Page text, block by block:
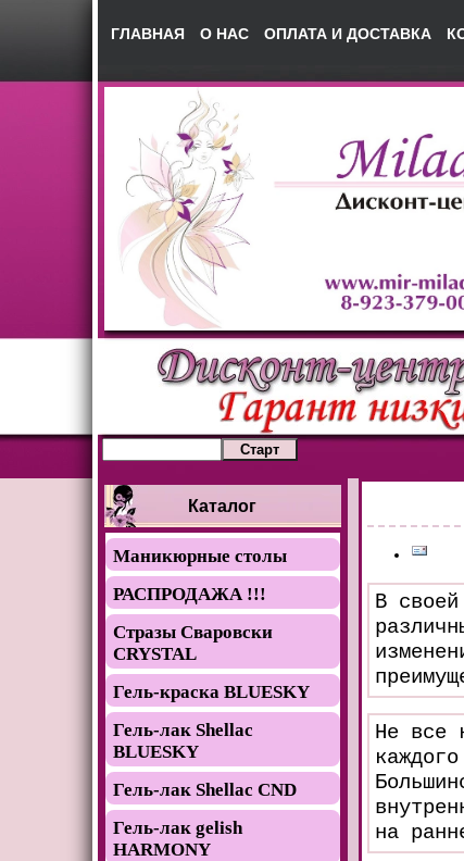
ГЛАВНАЯ О НАС ОПЛАТА И ДОСТАВКА
Каталог
Маникюрные столы
РАСПРОДАЖА !!!
Стразы Сваровски
CRYSTAL
Гель-краска BLUESKY
Гель-лак Shellac
BLUESKY
Гель-лак Shellac CND
Гель-лак gelish
HARMONY
В своей
Не все
на